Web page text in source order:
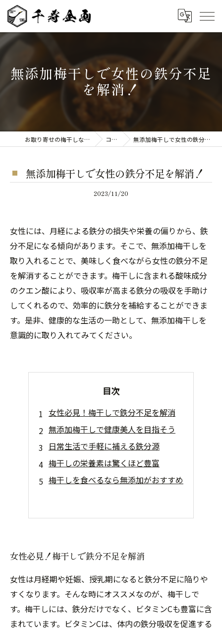
無添加梅干しで女性の鉄分不足
を解消！
お取り寄せの梅干しなら千寿企画 コラム 無添加梅干しで女性の鉄分不足を解消！
無添加梅干しで女性の鉄分不足を解消！
2023/11/20
女性には、月経による鉄分の損失や栄養の偏りから、鉄
分不足になる傾向があります。そこで、無添加梅干しを
取り入れることで、美味しく食べながら女性の鉄分不足
を解消することができます。梅干しに含まれる酸味成分
のクエン酸により、吸収率が高まる鉄分の吸収を手助け
してくれるので、効率的に鉄分を補給することができま
す。是非、健康的な生活の一助として、無添加梅干しを
意識的に取り入れてみてください。
目次
女性必見！梅干しで鉄分不足を解消
無添加梅干しで健康美人を目指そう
日常生活で手軽に補える鉄分源
梅干しの栄養素は驚くほど豊富
梅干しを食べるなら無添加がおすすめ
女性必見！梅干しで鉄分不足を解消
女性は月経期や妊娠、授乳期になると鉄分不足に陥りや
すくなります。そんな時にオススメなのが、梅干しで
す。梅干しには、鉄分だけでなく、ビタミンCも豊富に含
まれています。ビタミンCは、体内の鉄分吸収を促進する